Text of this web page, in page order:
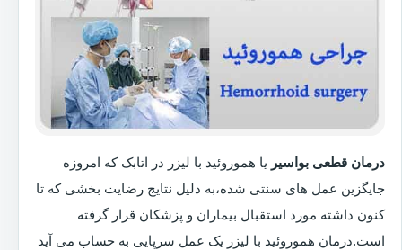
درمان قطعی بواسیر یا هموروئید با لیزر در اتابک که امروزه
جایگزین عمل های سنتی شده،به دلیل نتایج رضایت بخشی که تا
کنون داشته مورد استقبال بیماران و پزشکان قرار گرفته
است.درمان هموروئید با لیزر یک عمل سرپایی به حساب می آید